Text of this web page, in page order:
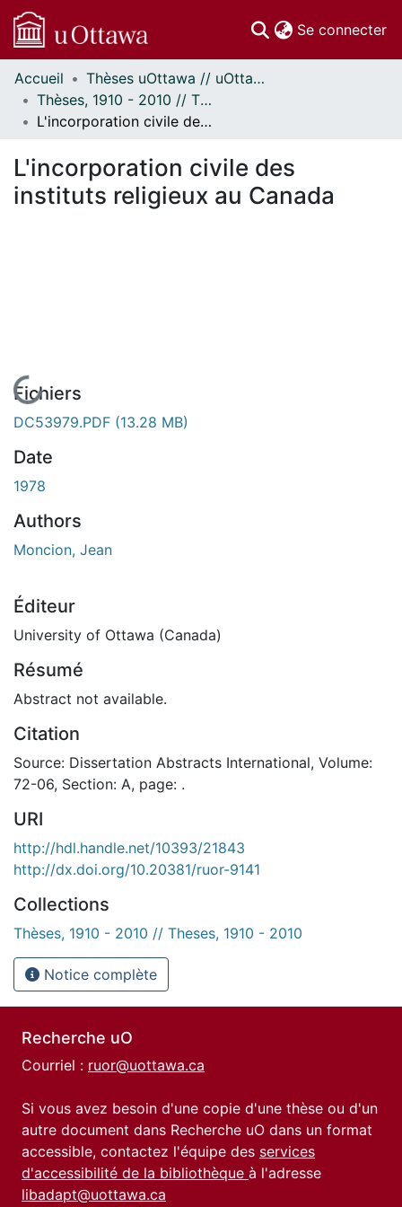
Se connecter
Communautés
et collections
Parcourir
À propos
Accueil
Thèses uOttawa // uOttawa Theses
Thèses, 1910 - 2010 // Theses, 1910 - 2010
L'incorporation civile des instituts religieux au Canada
L'incorporation civile des
instituts religieux au Canada
En cours de chargement...
Fichiers
DC53979.PDF (13.28 MB)
Date
1978
Authors
Moncion, Jean
Éditeur
University of Ottawa (Canada)
Résumé
Abstract not available.
Citation
Source: Dissertation Abstracts International, Volume:
72-06, Section: A, page: .
URI
http://hdl.handle.net/10393/21843
http://dx.doi.org/10.20381/ruor-9141
Collections
Thèses, 1910 - 2010 // Theses, 1910 - 2010
Notice complète
Recherche uO
Courriel : ruor@uottawa.ca
Si vous avez besoin d'une copie d'une thèse ou d'un
autre document dans Recherche uO dans un format
accessible, contactez l'équipe des services
d'accessibilité de la bibliothèque à l'adresse
libadapt@uottawa.ca